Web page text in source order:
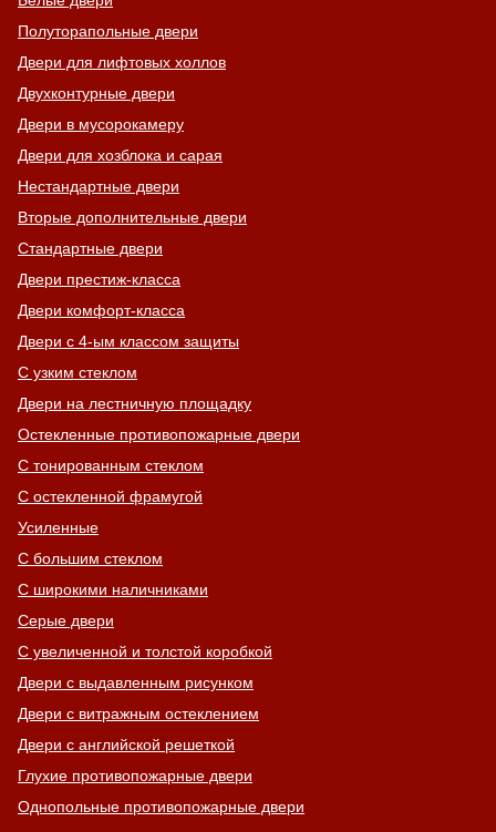
Полуторапольные двери
Двери для лифтовых холлов
Двухконтурные двери
Двери в мусорокамеру
Двери для хозблока и сарая
Нестандартные двери
Вторые дополнительные двери
Стандартные двери
Двери престиж-класса
Двери комфорт-класса
Двери с 4-ым классом защиты
С узким стеклом
Двери на лестничную площадку
Остекленные противопожарные двери
С тонированным стеклом
С остекленной фрамугой
Усиленные
С большим стеклом
С широкими наличниками
Серые двери
С увеличенной и толстой коробкой
Двери с выдавленным рисунком
Двери с витражным остеклением
Двери с английской решеткой
Глухие противопожарные двери
Однопольные противопожарные двери